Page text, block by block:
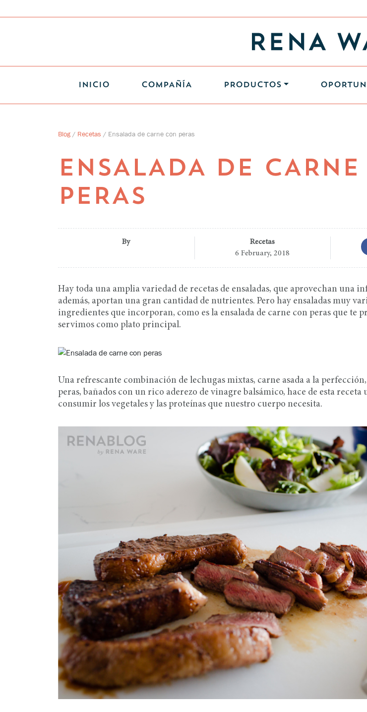
INICIO COMPAÑÍA PRODUCTOS
Blog / Recetas / Ensalada de carne con peras
ENSALADA DE CARNE
PERAS
By
Recetas
6 February, 2018
Hay toda una amplia variedad de recetas de ensaladas, que aprovechan una
además, aportan una gran cantidad de nutrientes. Pero hay ensaladas muy
ingredientes que incorporan, como es la ensalada de carne con peras que te
servimos como plato principal.
Una refrescante combinación de lechugas mixtas, carne asada a la
peras, bañados con un rico aderezo de vinagre balsámico, hace de esta receta
consumir los vegetales y las proteínas que nuestro cuerpo necesita.